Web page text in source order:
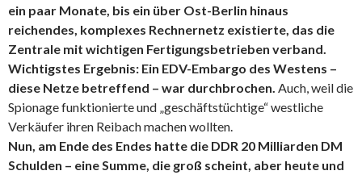
ein paar Monate, bis ein über Ost-Berlin hinaus
reichendes, komplexes Rechnernetz existierte, das die
Zentrale mit wichtigen Fertigungsbetrieben verband.
Wichtigstes Ergebnis: Ein EDV-Embargo des Westens –
diese Netze betreffend – war durchbrochen. Auch, weil die
Spionage funktionierte und „geschäftstüchtige“ westliche
Verkäufer ihren Reibach machen wollten.
Nun, am Ende des Endes hatte die DDR 20 Milliarden DM
Schulden – eine Summe, die groß scheint, aber heute und